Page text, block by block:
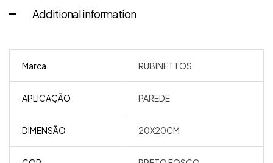
Additional information
Marca RUBINETTOS
APLICAÇÃO PAREDE
DIMENSÃO 20X20CM